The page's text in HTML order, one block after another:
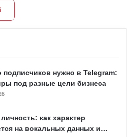
подписчиков нужно в Telegram:
под разные цели бизнеса
как характер
на вокальных данных и…